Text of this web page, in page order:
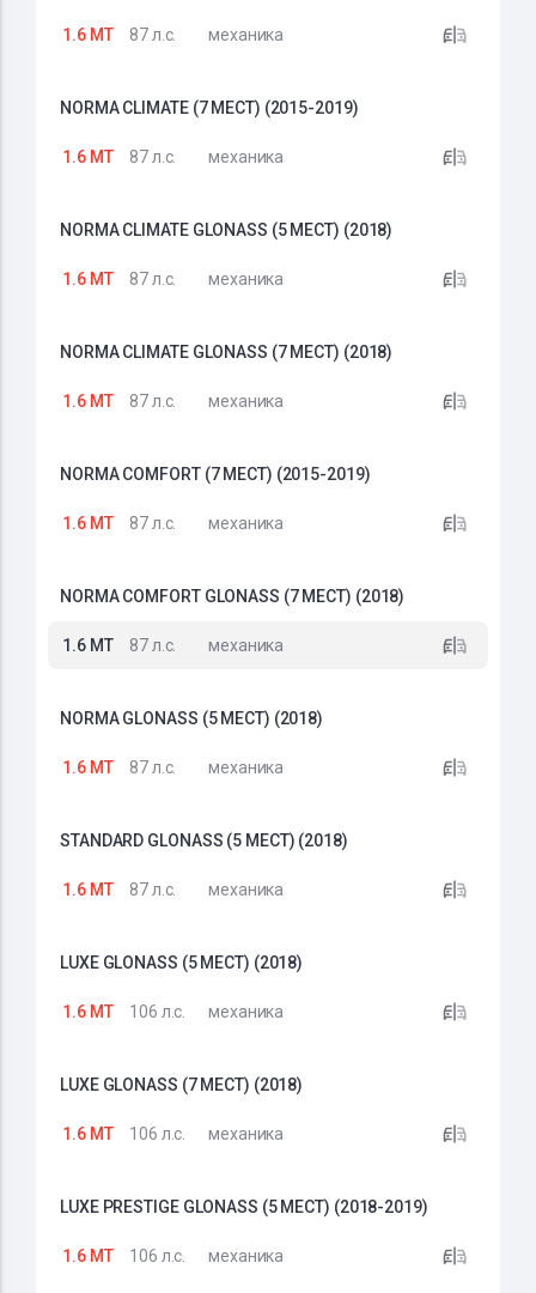
1.6 MT 87 л.с. механика
NORMA CLIMATE (7 МЕСТ) (2015-2019)
1.6 MT 87 л.с. механика
NORMA CLIMATE GLONASS (5 МЕСТ) (2018)
1.6 MT 87 л.с. механика
NORMA CLIMATE GLONASS (7 МЕСТ) (2018)
1.6 MT 87 л.с. механика
NORMA COMFORT (7 МЕСТ) (2015-2019)
1.6 MT 87 л.с. механика
NORMA COMFORT GLONASS (7 МЕСТ) (2018)
1.6 MT 87 л.с. механика
NORMA GLONASS (5 МЕСТ) (2018)
1.6 MT 87 л.с. механика
STANDARD GLONASS (5 МЕСТ) (2018)
1.6 MT 87 л.с. механика
LUXE GLONASS (5 МЕСТ) (2018)
1.6 MT 106 л.с. механика
LUXE GLONASS (7 МЕСТ) (2018)
1.6 MT 106 л.с. механика
LUXE PRESTIGE GLONASS (5 МЕСТ) (2018-2019)
1.6 MT 106 л.с. механика